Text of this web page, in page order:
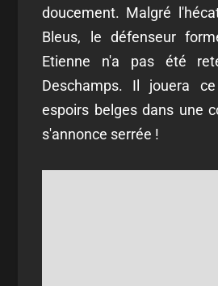
doucement. Malgré
Bleus, le défenseur
Etienne n'a pas été
Deschamps. Il jouera
espoirs belges dans une
s'annonce serrée !